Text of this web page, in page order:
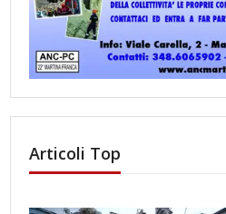
Articoli Top